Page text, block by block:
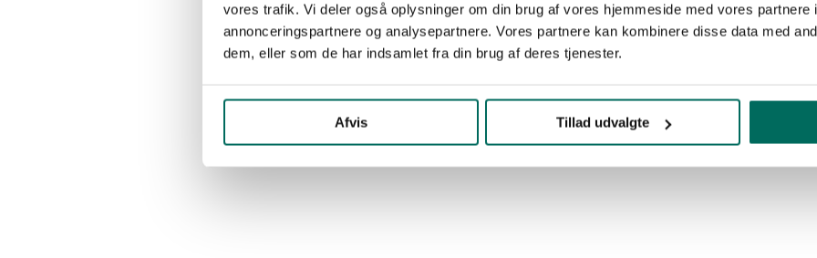
vores trafik. Vi deler også oplysninger om din brug af vores hjemmeside med vores partnere
annonceringspartnere og analysepartnere. Vores partnere kan kombinere disse data med
dem, eller som de har indsamlet fra din brug af deres tjenester.
Afvis Tillad udvalgte